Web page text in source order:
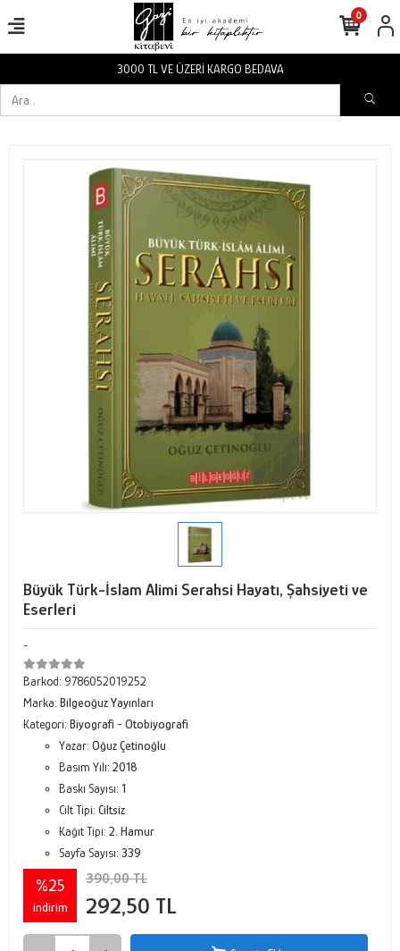
3000 TL VE ÜZERİ KARGO BEDAVA
0
Büyük Türk-İslam Alimi Serahsi Hayatı, Şahsiyeti ve
Eserleri
-
Barkod: 9786052019252
Marka: Bilgeoğuz Yayınları
Kategori: Biyografi - Otobiyografi
Yazar: Oğuz Çetinoğlu
Basım Yılı: 2018
Baskı Sayısı: 1
Cilt Tipi: Ciltsiz
Kağıt Tipi: 2. Hamur
Sayfa Sayısı: 339
%25
indirim
390,00 TL
292,50 TL